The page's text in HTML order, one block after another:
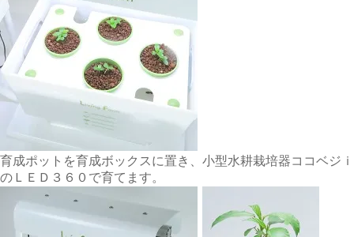
育成ポットを育成ボックスに置き、小型水耕栽培器ココベジｉ
のＬＥＤ３６０で育てます。